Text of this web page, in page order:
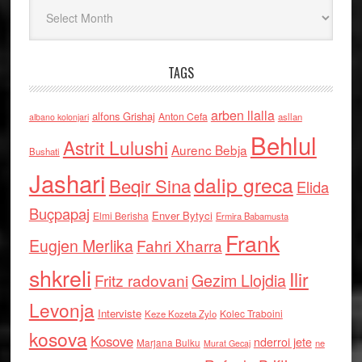
TAGS
albano kolonjari alfons Grishaj Anton Cefa arben llalla asllan
Bushati Astrit Lulushi Aurenc Bebja Behlul
Jashari Beqir Sinadalip grecaElida
Buçpapaj Elmi Berisha Enver Bytyci Ermira Babamusta
Eugjen MerlikaFahri Xharra Frank
shkreli Fritz radovaniGezim Llojdia Ilir
Levonja Interviste Keze Kozeta Zylo Kolec Traboini
kosova Kosove Marjana Bulku Murat Gecaj nderroi jete ne